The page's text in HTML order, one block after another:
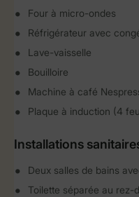
Four à micro-ondes
Réfrigérateur avec
Lave-vaisselle
Bouilloire
Machine à café
Plaque à induction (4
Installations
Deux salles de bains
Toilette séparée au rez-